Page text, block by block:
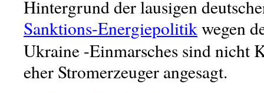
Hintergrund der lausigen
Sanktions-Energiepolitikwegen
Ukraine -Einmarsches sind nicht
eher Stromerzeuger angesagt.